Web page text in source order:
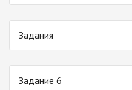
Задания
Задание 6